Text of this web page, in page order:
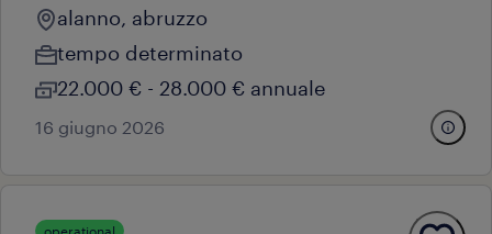
alanno, abruzzo
tempo determinato
22.000 € - 28.000 € annuale
16 giugno 2026
operational